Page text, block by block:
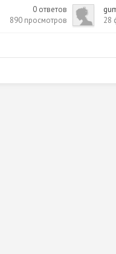
0 ответов
890 просмотров
28